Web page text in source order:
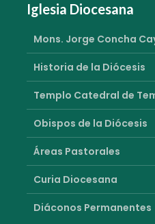
Iglesia Diocesana
Mons. Jorge Concha
Historia de la Diócesis
Templo Catedral de
Obispos de la Diócesis
Áreas Pastorales
Curia Diocesana
Diáconos Permanentes